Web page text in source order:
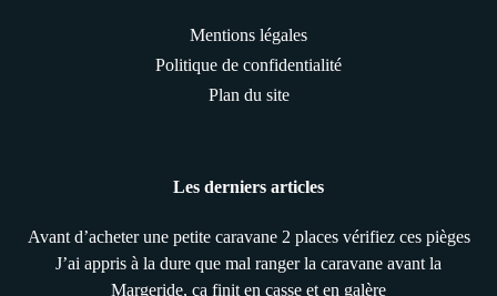
Mentions légales
Politique de confidentialité
Plan du site
Les derniers articles
Avant d’acheter une petite caravane 2 places vérifiez ces pièges
J’ai appris à la dure que mal ranger la caravane avant la
Margeride, ça finit en casse et en galère